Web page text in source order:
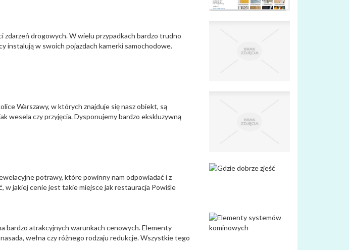
zdarzeń drogowych. W wielu przypadkach bardzo trudno
instalują w swoich pojazdach kamerki samochodowe.
Warszawy, w których znajduje się nasz obiekt, są
wesela czy przyjęcia. Dysponujemy bardzo ekskluzywną
potrawy, które powinny nam odpowiadać i z
w jakiej cenie jest takie miejsce jak restauracja Powiśle
bardzo atrakcyjnych warunkach cenowych. Elementy
wełna czy różnego rodzaju redukcje. Wszystkie tego